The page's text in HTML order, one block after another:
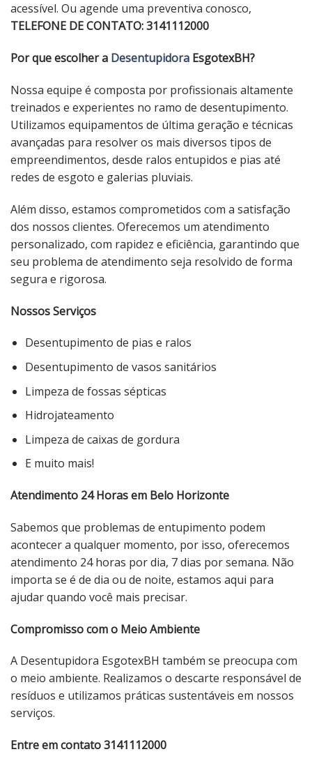
acessível. Ou agende uma preventiva conosco,
TELEFONE DE CONTATO: 3141112000
Por que escolher a Desentupidora EsgotexBH?
Nossa equipe é composta por profissionais altamente
treinados e experientes no ramo de desentupimento.
Utilizamos equipamentos de última geração e técnicas
avançadas para resolver os mais diversos tipos de
empreendimentos, desde ralos entupidos e pias até
redes de esgoto e galerias pluviais.
Além disso, estamos comprometidos com a satisfação
dos nossos clientes. Oferecemos um atendimento
personalizado, com rapidez e eficiência, garantindo que
seu problema de atendimento seja resolvido de forma
segura e rigorosa.
Nossos Serviços
Desentupimento de pias e ralos
Desentupimento de vasos sanitários
Limpeza de fossas sépticas
Hidrojateamento
Limpeza de caixas de gordura
E muito mais!
Atendimento 24 Horas em Belo Horizonte
Sabemos que problemas de entupimento podem
acontecer a qualquer momento, por isso, oferecemos
atendimento 24 horas por dia, 7 dias por semana. Não
importa se é de dia ou de noite, estamos aqui para
ajudar quando você mais precisar.
Compromisso com o Meio Ambiente
A Desentupidora EsgotexBH também se preocupa com
o meio ambiente. Realizamos o descarte responsável de
resíduos e utilizamos práticas sustentáveis ​​em nossos
serviços.
Entre em contato 3141112000